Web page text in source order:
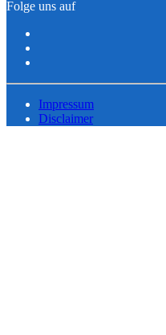
Folge uns auf
Impressum
Disclaimer